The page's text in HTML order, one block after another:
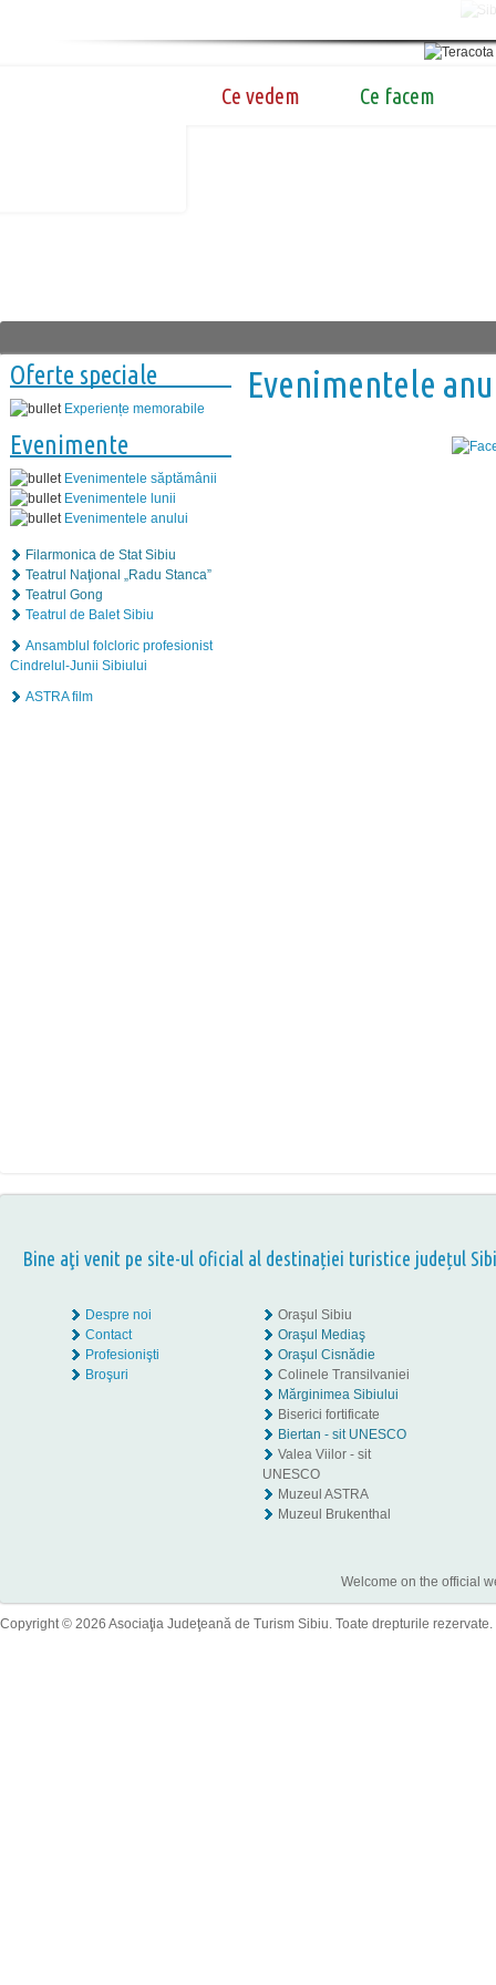
Ce vedem Ce facem
Oferte speciale
Experiențe memorabile
Evenimente
Evenimentele săptămânii
Evenimentele lunii
Evenimentele anului
Filarmonica de Stat Sibiu
Teatrul Naţional „Radu Stanca”
Teatrul Gong
Teatrul de Balet Sibiu
Ansamblul folcloric profesionist
Cindrelul-Junii Sibiului
ASTRA film
Evenimentele
Bine aţi venit pe site-ul oficial al destinației turistice județul
Despre noi
Contact
Profesionişti
Broşuri
Oraşul Sibiu
Oraşul Mediaş
Oraşul Cisnădie
Colinele Transilvaniei
Mărginimea Sibiului
Biserici fortificate
Biertan - sit UNESCO
Valea Viilor - sit
UNESCO
Muzeul ASTRA
Muzeul Brukenthal
Welcome on the official
Copyright © 2026 Asociaţia Judeţeană de Turism Sibiu. Toate drepturile rezervate.